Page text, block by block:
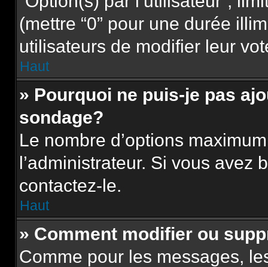
(mettre “0” pour une durée
utilisateurs de modifier leur
Haut
» Pourquoi ne puis-je pas
sondage?
Le nombre d’options
l’administrateur. Si vous avez
contactez-le.
Haut
» Comment modifier ou
Comme pour les messages,